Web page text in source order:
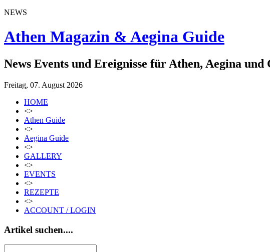
NEWS
Athen Magazin & Aegina Guide
News Events und Ereignisse für Athen, Aegina und
Freitag, 07. August 2026
HOME
<>
Athen Guide
<>
Aegina Guide
<>
GALLERY
<>
EVENTS
<>
REZEPTE
<>
ACCOUNT / LOGIN
Artikel suchen....